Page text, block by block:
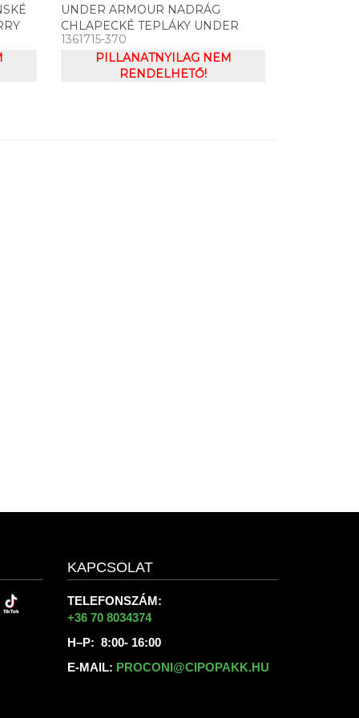
UNDER ARMOUR NADRÁG
CHLAPECKÉ TEPLÁKY UNDER
ARMOUR RIVAL TERRY PANTS
1361715-370
PILLANATNYILAG NEM
RENDELHETŐ!
KAPCSOLAT
TELEFONSZÁM:
+36 70 8034374
H–P: 8:00- 16:00
E-MAIL: PROCONI@CIPOPAKK.HU